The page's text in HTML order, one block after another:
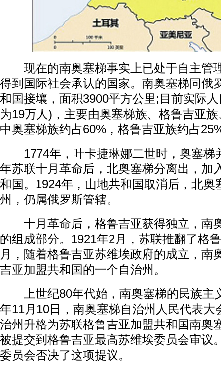
现在的南奥塞梯事实上已处于自主管
得到国际社会承认的国家。南奥塞梯同俄
和国接壤，面积3900平方公里;目前实际
为19万人)，主要由奥塞梯族、格鲁吉亚
中奥塞梯族约占60%，格鲁吉亚族约占
1774年，叶卡捷琳娜二世时，奥塞梯
年苏联十月革命后，北奥塞梯分离出，加
和国。1924年，山地共和国取消后，北奥
州，仍属俄罗斯管辖。
十月革命后，格鲁吉亚获得独立，南
的组成部分。1921年2月，苏联推翻了格
月，随着格鲁吉亚苏维埃政府的成立，南
吉亚加盟共和国的一个自治州。
上世纪80年代始，南奥塞梯的民族主
年11月10日，南奥塞梯自治州人民代表大
治州升格为苏联格鲁吉亚加盟共和国南奥
被提交到格鲁吉亚最高苏维埃委员会审议
委员会否决了这项提议。